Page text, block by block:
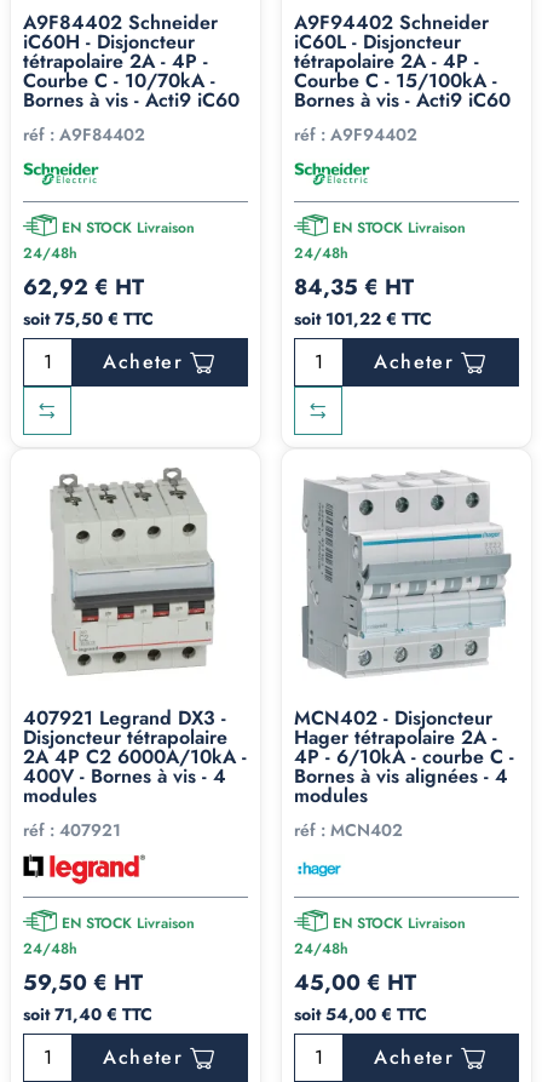
A9F84402 Schneider
iC60H - Disjoncteur
tétrapolaire 2A - 4P -
Courbe C - 10/70kA -
Bornes à vis - Acti9 iC60
réf : A9F84402
EN STOCK Livraison
24/48h
62,92 € HT
soit 75,50 € TTC
Acheter
A9F94402 Schneider
iC60L - Disjoncteur
tétrapolaire 2A - 4P -
Courbe C - 15/100kA -
Bornes à vis - Acti9 iC60
réf : A9F94402
EN STOCK Livraison
24/48h
84,35 € HT
soit 101,22 € TTC
Acheter
407921 Legrand DX3 -
Disjoncteur tétrapolaire
2A 4P C2 6000A/10kA -
400V - Bornes à vis - 4
modules
réf : 407921
EN STOCK Livraison
24/48h
59,50 € HT
soit 71,40 € TTC
Acheter
MCN402 - Disjoncteur
Hager tétrapolaire 2A -
4P - 6/10kA - courbe C -
Bornes à vis alignées - 4
modules
réf : MCN402
EN STOCK Livraison
24/48h
45,00 € HT
soit 54,00 € TTC
Acheter